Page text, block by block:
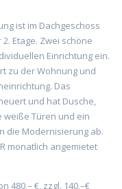
ist im Dachgeschoss
Etage. Zwei schöne
Einrichtung ein.
zu der Wohnung und
Das
und hat Dusche,
weiße Türen und ein
die Modernisierung ab.
monatlich angemietet
480,– €, zzgl. 140,–€